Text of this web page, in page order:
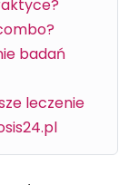
badań
leczenie